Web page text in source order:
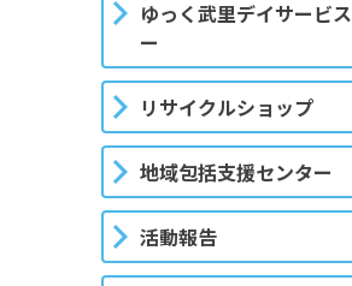
ゆっく武里デイサービ
ー
リサイクルショップ
地域包括支援センター
活動報告